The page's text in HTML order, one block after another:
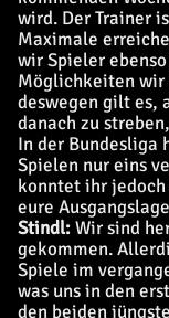
wird. Der Trainer
Maximale
wir Spieler
Möglichkeiten wir
deswegen gilt es,
danach zu
In der Bundesliga
Spielen nur eins
konntet ihr
eure
Stindl:Wir sind
gekommen.
Spiele im
was uns in den
den beiden